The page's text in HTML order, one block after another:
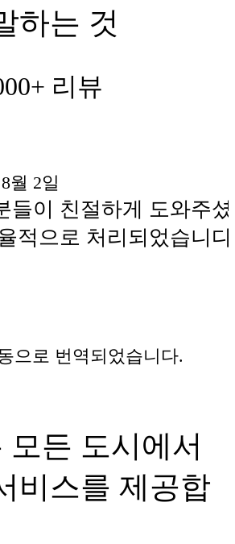
하는 것
리뷰
월 2일
들이 친절하게 도와주
적으로 처리되었습니
으로 번역되었습니다.
모든 도시에서
비스를 제공합